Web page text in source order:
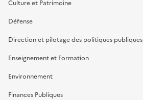
Culture et Patrimoine
Défense
Direction et pilotage des politiques publiques
Enseignement et Formation
Environnement
Finances Publiques